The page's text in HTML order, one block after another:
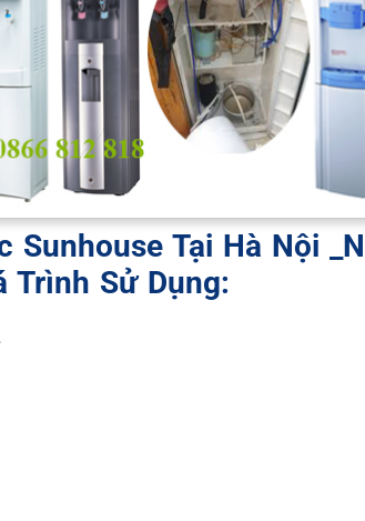
Sunhouse Tại Hà Nội
Trình Sử Dụng: